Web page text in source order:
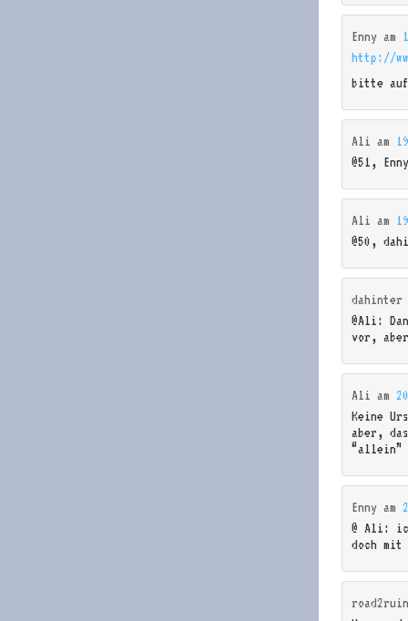
Enny am
http://
bitte auf
Ali am
@51,
Ali am
@50,
dahinter
@Ali:
vor,
Ali am
Keine
aber,
“allein”
Enny am
@ Ali:
doch
road2ruin